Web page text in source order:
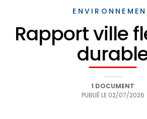
Rapport ville
1 DOCUMENT
PUBLIÉ LE 02/07/2026